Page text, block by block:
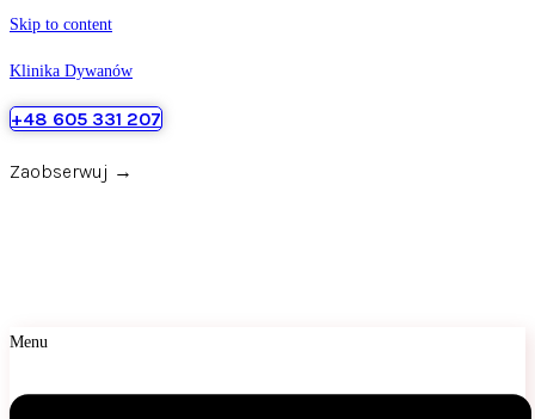
Skip to content
Klinika Dywanów
+48 605 331 207
Zaobserwuj →
Menu